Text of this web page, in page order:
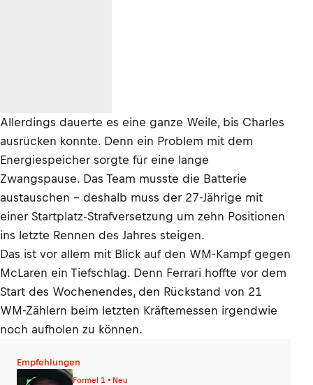
Allerdings dauerte es eine ganze Weile, bis Charles
ausrücken konnte. Denn ein Problem mit dem
Energiespeicher sorgte für eine lange
Zwangspause. Das Team musste die Batterie
austauschen – deshalb muss der 27-Jährige mit
einer Startplatz-Strafversetzung um zehn Positionen
ins letzte Rennen des Jahres steigen.
Das ist vor allem mit Blick auf den WM-Kampf gegen
McLaren ein Tiefschlag. Denn Ferrari hoffte vor dem
Start des Wochenendes, den Rückstand von 21
WM-Zählern beim letzten Kräftemessen irgendwie
noch aufholen zu können.
Empfehlungen
Formel 1 • Neu